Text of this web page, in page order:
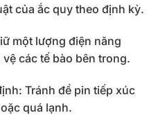
của ắc quy theo định kỳ.
một lượng điện năng
các tế bào bên trong.
Tránh để pin tiếp xúc
quá lạnh.